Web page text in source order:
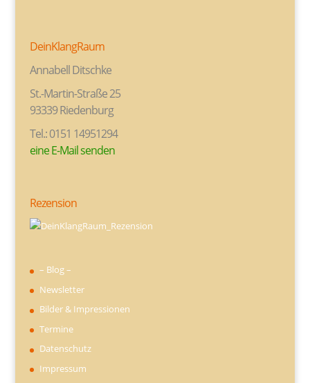
DeinKlangRaum
Annabell Ditschke
St.-Martin-Straße 25
93339 Riedenburg
Tel.: 0151 14951294
eine E-Mail senden
Rezension
– Blog –
Newsletter
Bilder & Impressionen
Termine
Datenschutz
Impressum